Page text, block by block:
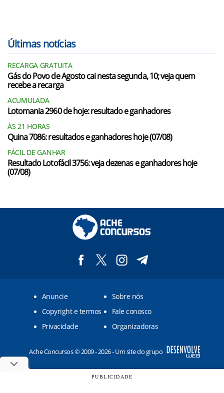
Últimas notícias
RECARGA GRATUITA
Gás do Povo de Agosto cai nesta segunda, 10; veja quem
recebe a recarga
ACUMULADA
Lotomania 2960 de hoje: resultado e ganhadores
ÀS 21 HORAS
Quina 7086: resultados e ganhadores hoje (07/08)
FÁCIL DE GANHAR
Resultado Lotofácil 3756: veja dezenas e ganhadores hoje
(07/08)
Anuncie
Sobre nós
Copyright e termos
Fale conosco
Privacidade
Organizadoras
Ache Concursos © 2009 - 2026 - Um site do grupo
PUBLICIDADE